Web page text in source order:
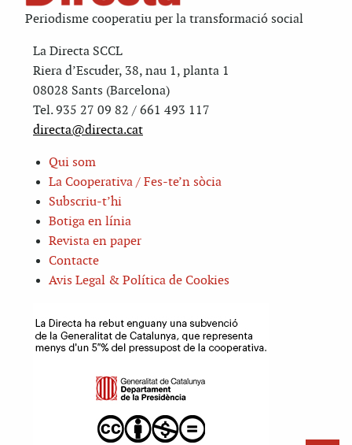
Periodisme cooperatiu per la transformació social
La Directa SCCL
Riera d’Escuder, 38, nau 1, planta 1
08028 Sants (Barcelona)
Tel. 935 27 09 82 / 661 493 117
directa@directa.cat
Qui som
La Cooperativa / Fes-te’n sòcia
Subscriu-t’hi
Botiga en línia
Revista en paper
Contacte
Avis Legal & Política de Cookies